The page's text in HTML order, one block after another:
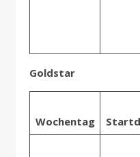
Goldstar
Wochentag